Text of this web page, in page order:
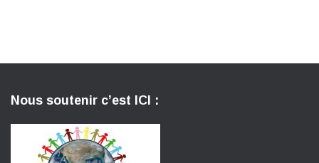
Nous soutenir c’est ICI :